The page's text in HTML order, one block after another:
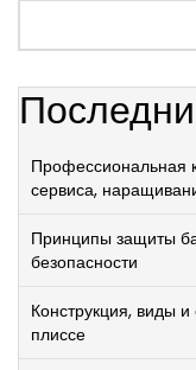
Профессиональная
сервиса,
Принципы защиты
безопасности
Конструкция, виды
плиссе